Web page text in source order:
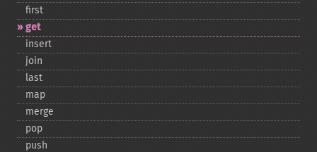
first
get
insert
join
last
map
merge
pop
push